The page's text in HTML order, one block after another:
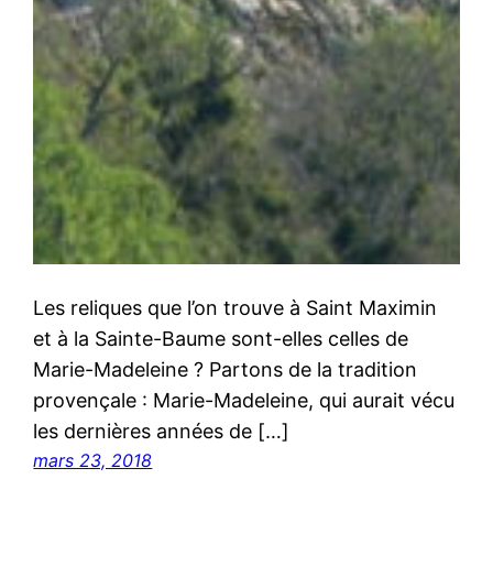
Les reliques que l’on trouve à Saint Maximin
et à la Sainte-Baume sont-elles celles de
Marie-Madeleine ? Partons de la tradition
provençale : Marie-Madeleine, qui aurait vécu
les dernières années de […]
mars 23, 2018